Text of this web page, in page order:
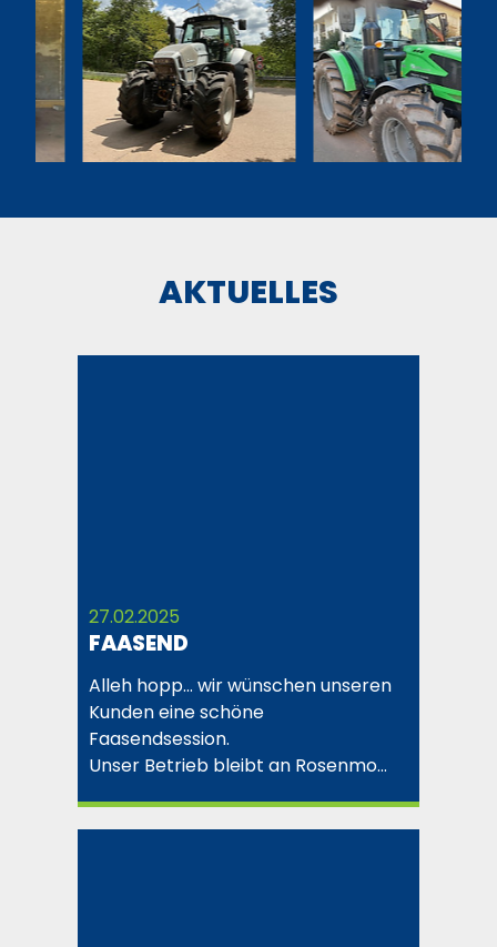
AKTUELLES
27.02.2025
FAASEND
Alleh hopp... wir wünschen unseren
Kunden eine schöne
Faasendsession.
Unser Betrieb bleibt an Rosenmo…